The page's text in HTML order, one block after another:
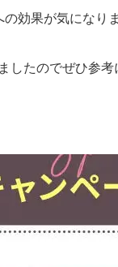
効果が気になり
たのでぜひ参考